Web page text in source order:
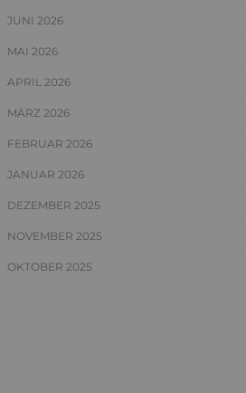
JUNI 2026
MAI 2026
APRIL 2026
MÄRZ 2026
FEBRUAR 2026
JANUAR 2026
DEZEMBER 2025
NOVEMBER 2025
OKTOBER 2025